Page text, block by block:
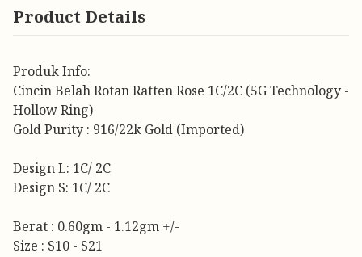
Product Details
Produk Info:
Cincin Belah Rotan Ratten Rose 1C/2C (5G Technology -
Hollow Ring)
Gold Purity : 916/22k Gold (Imported)
Design L: 1C/ 2C
Design S: 1C/ 2C
Berat : 0.60gm - 1.12gm +/-
Size : S10 - S21